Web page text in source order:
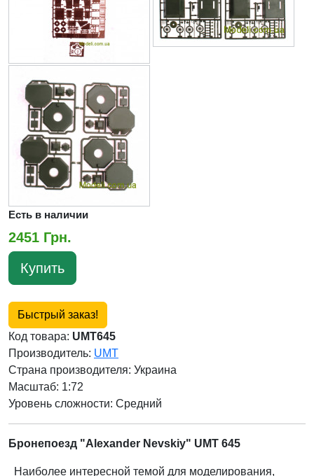
Есть в наличии
2451 Грн.
Купить
Быстрый заказ!
Код товара: UMT645
Производитель: UMT
Страна производителя: Украина
Масштаб: 1:72
Уровень сложности: Cредний
Бронепоезд "Alexander Nevskiy" UMT 645
Наиболее интересной темой для моделирования,